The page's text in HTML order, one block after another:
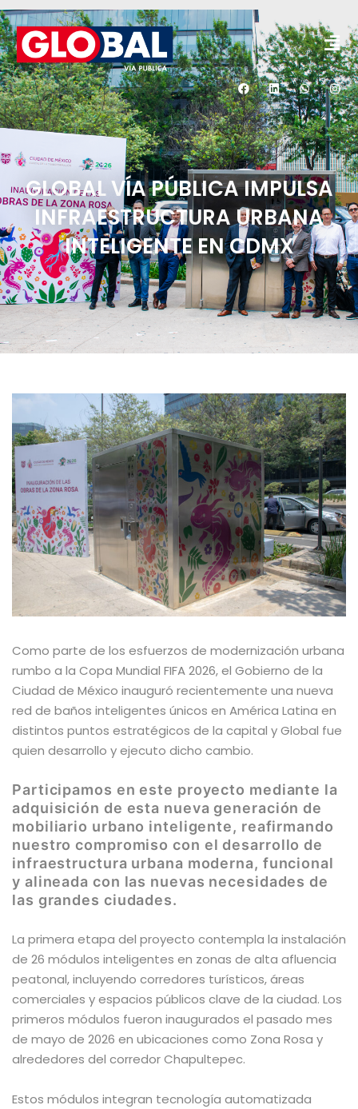
GLOBAL VÍA PÚBLICA IMPULSA
INFRAESTRUCTURA URBANA
INTELIGENTE EN CDMX
Como parte de los esfuerzos de modernización urbana
rumbo a la Copa Mundial FIFA 2026, el Gobierno de la
Ciudad de México inauguró recientemente una nueva
red de baños inteligentes únicos en América Latina en
distintos puntos estratégicos de la capital y Global fue
quien desarrollo y ejecuto dicho cambio.
Participamos en este proyecto mediante la
adquisición de esta nueva generación de
mobiliario urbano inteligente, reafirmando
nuestro compromiso con el desarrollo de
infraestructura urbana moderna, funcional
y alineada con las nuevas necesidades de
las grandes ciudades.
La primera etapa del proyecto contempla la instalación
de 26 módulos inteligentes en zonas de alta afluencia
peatonal, incluyendo corredores turísticos, áreas
comerciales y espacios públicos clave de la ciudad. Los
primeros módulos fueron inaugurados el pasado mes
de mayo de 2026 en ubicaciones como Zona Rosa y
alrededores del corredor Chapultepec.
Estos módulos integran tecnología automatizada